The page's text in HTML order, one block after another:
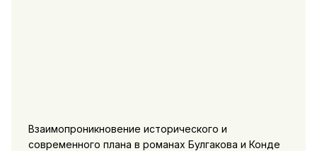
Взаимопроникновение исторического и
современного плана в романах Булгакова и Конде